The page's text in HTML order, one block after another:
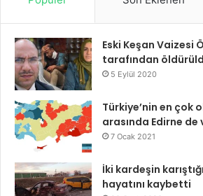
Eski Keşan Vaizesi
tarafından
5 Eylül 2020
Türkiye’nin en çok
arasında Edirne de
7 Ocak 2021
İki kardeşin
hayatını kaybetti